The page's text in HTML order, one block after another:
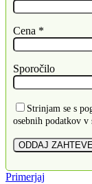
Cena *
Sporočilo
Strinjam se s
osebnih podatkov v
Primerjaj